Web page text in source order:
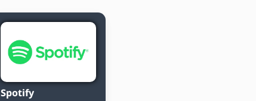
Spotify